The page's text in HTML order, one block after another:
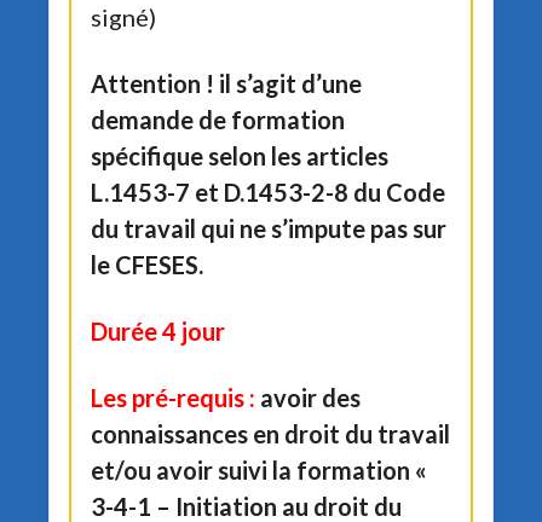
signé)
Attention ! il s’agit d’une
demande de formation
spécifique selon les articles
L.1453-7 et D.1453-2-8 du Code
du travail qui ne s’impute pas sur
le CFESES.
Durée 4 jour
Les pré-requis : avoir des
connaissances en droit du travail
et/ou avoir suivi la formation «
3-4-1 – Initiation au droit du